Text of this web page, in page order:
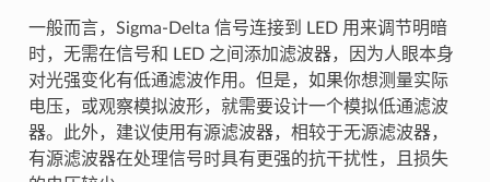
一般而言，Sigma-Delta 信号连接到 LED 用来调节明暗
时，无需在信号和 LED 之间添加滤波器，因为人眼本身
对光强变化有低通滤波作用。但是，如果你想测量实际
电压，或观察模拟波形，就需要设计一个模拟低通滤波
器。此外，建议使用有源滤波器，相较于无源滤波器，
有源滤波器在处理信号时具有更强的抗干扰性，且损失